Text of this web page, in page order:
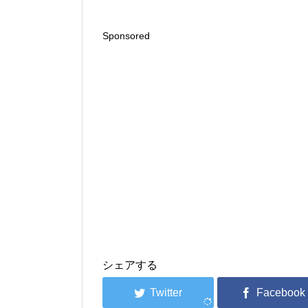
Sponsored
シェアする